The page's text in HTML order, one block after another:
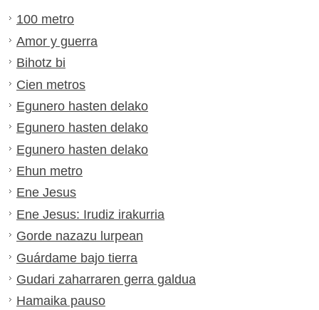
100 metro
Amor y guerra
Bihotz bi
Cien metros
Egunero hasten delako
Egunero hasten delako
Egunero hasten delako
Ehun metro
Ene Jesus
Ene Jesus: Irudiz irakurria
Gorde nazazu lurpean
Guárdame bajo tierra
Gudari zaharraren gerra galdua
Hamaika pauso